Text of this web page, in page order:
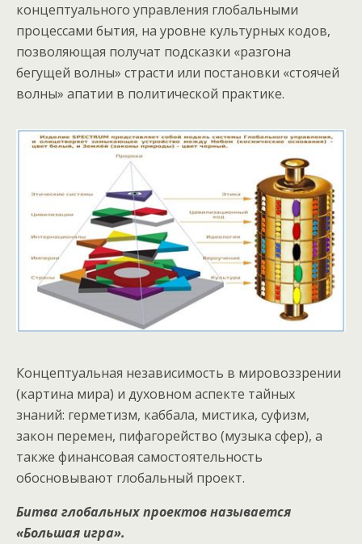
концептуального управления глобальными
процессами бытия, на уровне культурных кодов,
позволяющая получат подсказки «разгона
бегущей волны» страсти или постановки «стоячей
волны» апатии в политической практике.
Концептуальная независимость в мировоззрении
(картина мира) и духовном аспекте тайных
знаний: герметизм, каббала, мистика, суфизм,
закон перемен, пифагорейство (музыка сфер), а
также финансовая самостоятельность
обосновывают глобальный проект.
Битва глобальных проектов называется
«Большая игра».